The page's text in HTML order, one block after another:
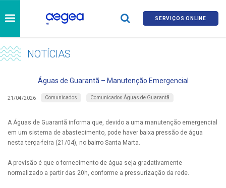
SERVIÇOS ONLINE
NOTÍCIAS
Águas de Guarantã – Manutenção Emergencial
21/04/2026 Comunicados Comunicados Águas de Guarantã
A Águas de Guarantã informa que, devido a uma manutenção emergencial
em um sistema de abastecimento, pode haver baixa pressão de água
nesta terça-feira (21/04), no bairro Santa Marta.
A previsão é que o fornecimento de água seja gradativamente
normalizado a partir das 20h, conforme a pressurização da rede.